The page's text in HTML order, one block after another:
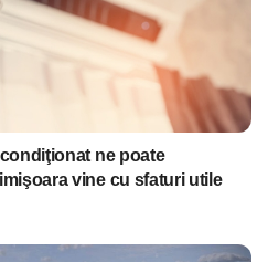
ne poate
vine cu sfaturi utile